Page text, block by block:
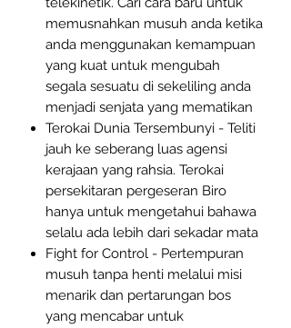
memusnahkan musuh anda ketika
anda menggunakan kemampuan
yang kuat untuk mengubah
segala sesuatu di sekeliling anda
menjadi senjata yang mematikan
Terokai Dunia Tersembunyi - Teliti
jauh ke seberang luas agensi
kerajaan yang rahsia. Terokai
persekitaran pergeseran Biro
hanya untuk mengetahui bahawa
selalu ada lebih dari sekadar mata
Fight for Control - Pertempuran
musuh tanpa henti melalui misi
menarik dan pertarungan bos
yang mencabar untuk